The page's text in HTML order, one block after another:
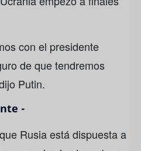
con el presidente
de que tendremos
Putin.
-
Rusia está dispuesta a